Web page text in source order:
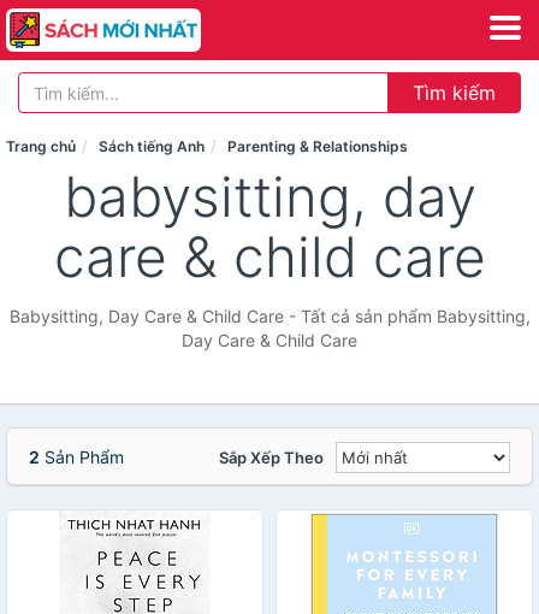
Tìm kiếm
Trang chủ Sách tiếng Anh Parenting & Relationships
babysitting, day
care & child care
Babysitting, Day Care & Child Care - Tất cả sản phẩm Babysitting,
Day Care & Child Care
2 Sản Phẩm Sắp Xếp Theo